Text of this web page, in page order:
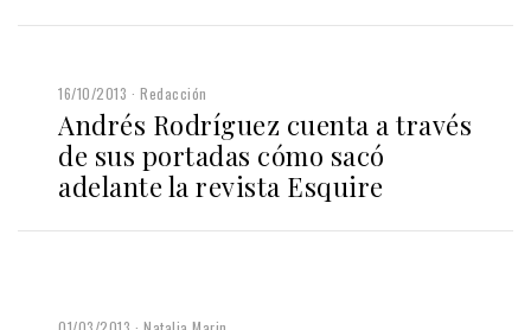
16/10/2013 Redacción
Andrés Rodríguez cuenta a través
de sus portadas cómo sacó
adelante la revista Esquire